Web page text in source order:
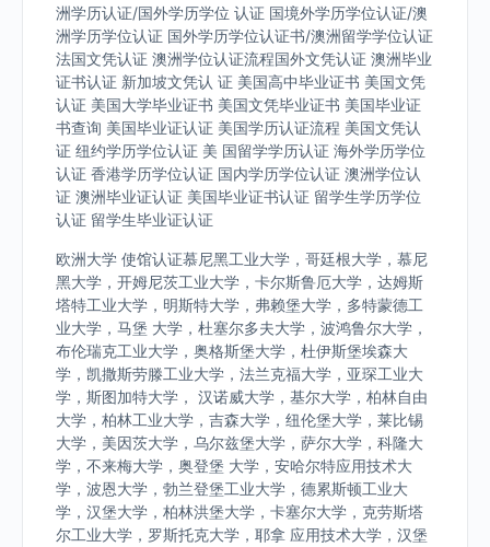
洲学历认证/国外学历学位 认证 国境外学历学位认证/澳
洲学历学位认证 国外学历学位认证书/澳洲留学学位认证
法国文凭认证 澳洲学位认证流程国外文凭认证 澳洲毕业
证书认证 新加坡文凭认 证 美国高中毕业证书 美国文凭
认证 美国大学毕业证书 美国文凭毕业证书 美国毕业证
书查询 美国毕业证认证 美国学历认证流程 美国文凭认
证 纽约学历学位认证 美 国留学学历认证 海外学历学位
认证 香港学历学位认证 国内学历学位认证 澳洲学位认
证 澳洲毕业证认证 美国毕业证书认证 留学生学历学位
认证 留学生毕业证认证
欧洲大学 使馆认证慕尼黑工业大学，哥廷根大学，慕尼
黑大学，开姆尼茨工业大学，卡尔斯鲁厄大学，达姆斯
塔特工业大学，明斯特大学，弗赖堡大学，多特蒙德工
业大学，马堡 大学，杜塞尔多夫大学，波鸿鲁尔大学，
布伦瑞克工业大学，奥格斯堡大学，杜伊斯堡埃森大
学，凯撒斯劳滕工业大学，法兰克福大学，亚琛工业大
学，斯图加特大学， 汉诺威大学，基尔大学，柏林自由
大学，柏林工业大学，吉森大学，纽伦堡大学，莱比锡
大学，美因茨大学，乌尔兹堡大学，萨尔大学，科隆大
学，不来梅大学，奥登堡 大学，安哈尔特应用技术大
学，波恩大学，勃兰登堡工业大学，德累斯顿工业大
学，汉堡大学，柏林洪堡大学，卡塞尔大学，克劳斯塔
尔工业大学，罗斯托克大学，耶拿 应用技术大学，汉堡